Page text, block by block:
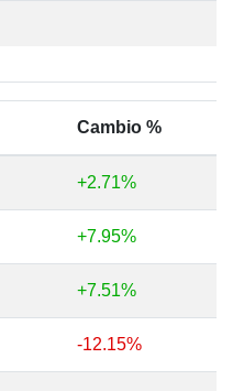
Cambio %
+2.71%
+7.95%
+7.51%
-12.15%